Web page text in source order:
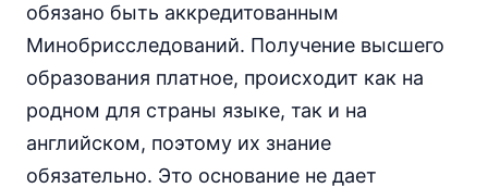
обязано быть аккредитованным
Минобрисследований. Получение высшего
образования платное, происходит как на
родном для страны языке, так и на
английском, поэтому их знание
обязательно. Это основание не дает